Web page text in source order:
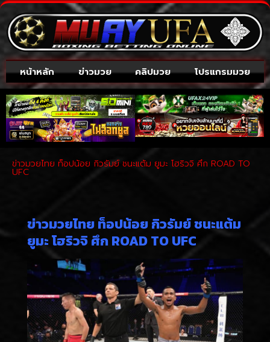
หน้าหลัก ข่าวมวย คลิปมวย โปรแกรมมวย
ข่าวมวยไทย ท็อปน้อย กิวรัมย์ ชนะแต้ม ยูมะ โฮริวจิ ศึก ROAD TO
UFC
ข่าวมวยไทย ท็อปน้อย กิวรัมย์ ชนะแต้ม
ยูมะ โฮริวจิ ศึก ROAD TO UFC